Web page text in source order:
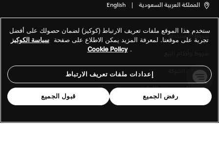
المملكة العربية السعودية |
English
شروط الاستخدام
معلومات الشركة
سياسة الخصوصية والكوكيز
ستخدم هذا الموقع ملفات تعريف الارتباط (كوكيز) لضمان حصولك على أفضل
تجربة على موقعنا. لمعرفة المزيد يمكن الاطلاع على صفحة سياسة الكوكيز
.
Cookie Policy
إعدادات ملفات تعريف الارتباط
رفض الجميع قبول الجميع